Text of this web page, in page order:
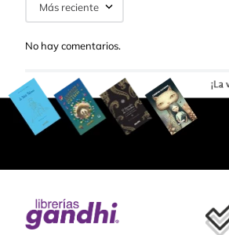
Más reciente
No hay comentarios.